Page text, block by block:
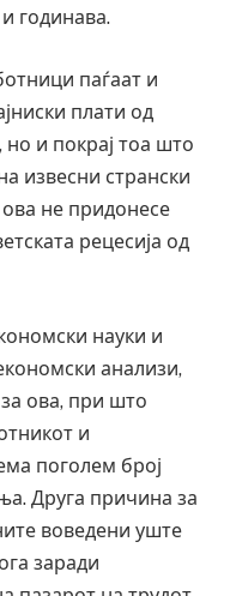
годинава.
паѓаат и
плати од
но и покрај тоа што
извесни странски
не придонесе
рецесија од
науки и
анализи,
ова, при што
и
поголем број
Друга причина за
воведени уште
заради